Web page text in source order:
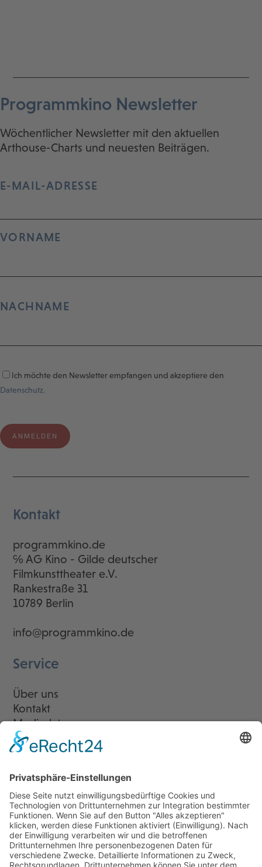
Programmkino Newsletter
Wöchentlicher Newsletter mit den aktuellen
Arthouse-Charts und neuesten Beiträgen.
E-MAIL-ADRESSE
VORNAME
NACHNAME
Ich möchte den Newsletter empfangen und akzeptiere den
Datenschutz.
Kontakt
programmkino.de
℅ AG Kino - Gilde deutscher
Filmkunsttheater e.V.
Rankestraße 31
10789 Berlin
info@programmkino.de
Service
Über uns
Kontakt
Mediadaten
Newsletter
LogIn
Legal
Impressum
Datenschutzerklärung
Cookie-Einstellungen